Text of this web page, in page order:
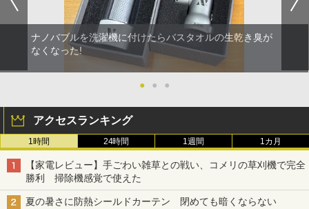
ナノバブルを洗濯機に付けたらバスタオルの生乾き臭が
なくなった!
● ● ●
アクセスランキング
1時間 24時間 1週間 1カ月
【家電レビュー】手ごわい雑草との戦い、コメリの草刈機で完全
勝利 掃除機感覚で使えた
夏の暑さに防熱シールドカーテン 閉めても暗くならない